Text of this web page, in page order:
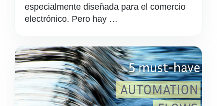
especialmente diseñada para el comercio
electrónico. Pero hay …